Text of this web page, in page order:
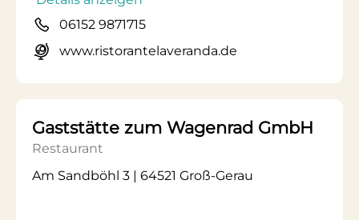
06152 9871715
www.ristorantelaveranda.de
Gaststätte zum Wagenrad GmbH
Restaurant
Am Sandböhl 3 | 64521 Groß-Gerau